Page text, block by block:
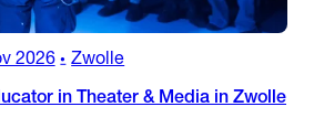
2026 • Zwolle
in Theater & Media in Zwolle